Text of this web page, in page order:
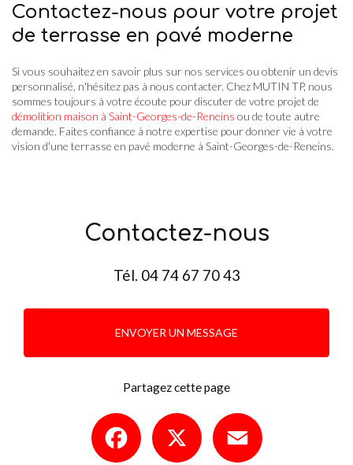
Contactez-nous pour votre projet
de terrasse en pavé moderne
Si vous souhaitez en savoir plus sur nos services ou obtenir un devis
personnalisé, n'hésitez pas à nous contacter. Chez MUTIN TP, nous
sommes toujours à votre écoute pour discuter de votre projet de
démolition maison à Saint-Georges-de-Reneins ou de toute autre
demande. Faites confiance à notre expertise pour donner vie à votre
vision d'une terrasse en pavé moderne à Saint-Georges-de-Reneins.
Contactez-nous
Tél. 04 74 67 70 43
ENVOYER UN MESSAGE
Partagez cette page
Facebook